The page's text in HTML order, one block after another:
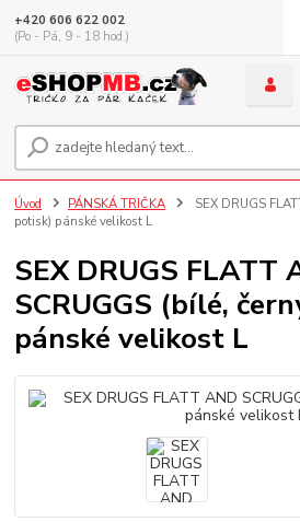
+420 606 622 002
(Po - Pá, 9 - 18 hod.)
Úvod PÁNSKÁ TRIČKA
SEX DRUGS
potisk) pánské velikost L
SEX DRUGS FLATT
SCRUGGS (bílé,
pánské velikost L